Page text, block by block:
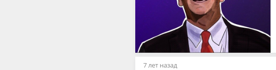
7 лет назад